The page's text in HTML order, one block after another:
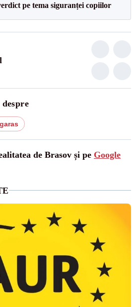
pe tema siguranței copiilor
de Brasov și pe Google